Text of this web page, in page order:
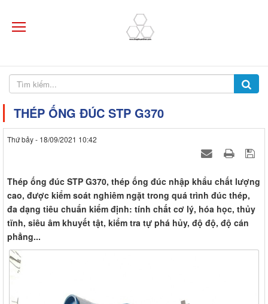
THÉP ỐNG ĐÚC STP G370
Thứ bảy - 18/09/2021 10:42
Thép ống đúc STP G370, thép ống đúc nhập khẩu chất lượng
cao, được kiểm soát nghiêm ngặt trong quá trình đúc thép,
đa dạng tiêu chuẩn kiểm định: tính chất cơ lý, hóa học, thủy
tĩnh, siêu âm khuyết tật, kiểm tra tự phá hủy, độ độ, độ cán
phẳng...